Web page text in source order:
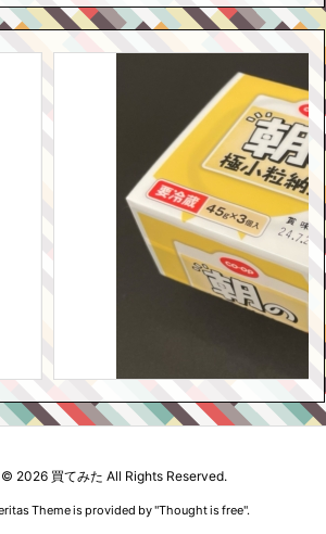
© 2026 買てみた All Rights Reserved.
Theme is provided by "Thought is free".